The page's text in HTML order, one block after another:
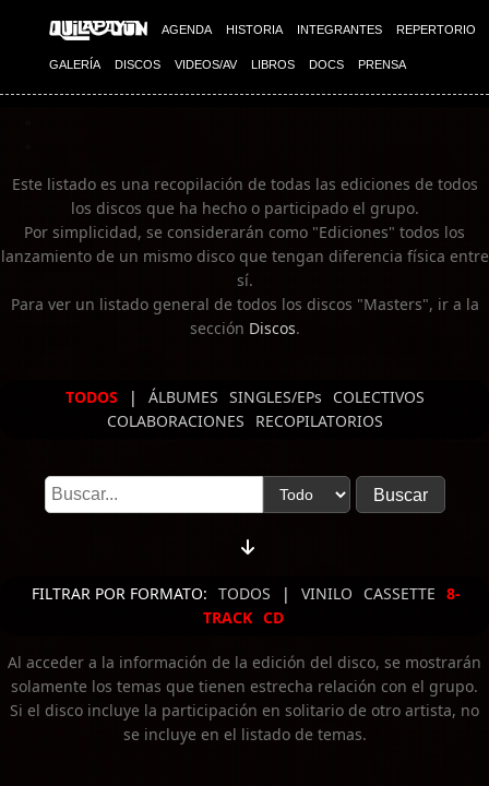
AGENDA HISTORIA INTEGRANTES REPERTORIO
GALERÍA DISCOS VIDEOS/AV LIBROS DOCS PRENSA
Imagen 02
Este listado es una recopilación de todas las ediciones de todos
los discos que ha hecho o participado el grupo.
Por simplicidad, se considerarán como "Ediciones" todos los
lanzamiento de un mismo disco que tengan diferencia física entre
sí.
Para ver un listado general de todos los discos "Masters", ir a la
sección Discos.
TODOS | ÁLBUMES SINGLES/EPs
COLECTIVOS
COLABORACIONES
RECOPILATORIOS
FILTRAR POR FORMATO: TODOS | VINILO CASSETTE 8-
TRACK CD
Al acceder a la información de la edición del disco, se mostrarán
solamente los temas que tienen estrecha relación con el grupo.
Si el disco incluye la participación en solitario de otro artista, no
se incluye en el listado de temas.